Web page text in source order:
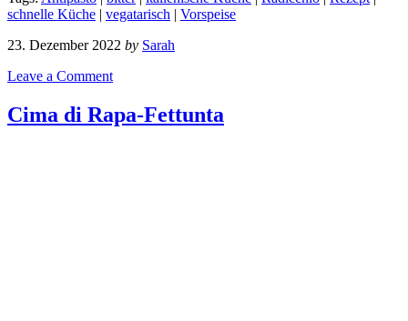
schnelle Küche | vegatarisch | Vorspeise
23. Dezember 2022 by Sarah
Leave a Comment
Cima di Rapa-Fettunta